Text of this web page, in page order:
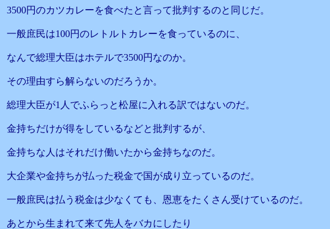
3500円のカツカレーを食べたと言って批判するのと同じだ。
一般庶民は100円のレトルトカレーを食っているのに、
なんで総理大臣はホテルで3500円なのか。
その理由すら解らないのだろうか。
総理大臣が1人でふらっと松屋に入れる訳ではないのだ。
金持ちだけが得をしているなどと批判するが、
金持ちな人はそれだけ働いたから金持ちなのだ。
大企業や金持ちが払った税金で国が成り立っているのだ。
一般庶民は払う税金は少なくても、恩恵をたくさん受けているのだ。
あとから生まれて来て先人をバカにしたり